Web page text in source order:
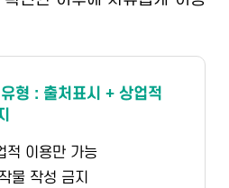
형 : 출처표시 + 상업적
적 이용만 가능
물 작성 금지